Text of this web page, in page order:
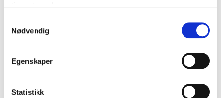
Nødvendig
Egenskaper
Statistikk